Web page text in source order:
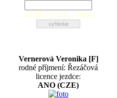
zadejte alespoň 2 znaky
Vernerová Veronika [F]
rodné příjmení: Řezáčová
licence jezdce:
ANO (CZE)